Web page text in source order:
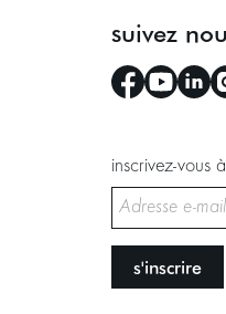
suivez
inscrivez-vous
s'inscrire